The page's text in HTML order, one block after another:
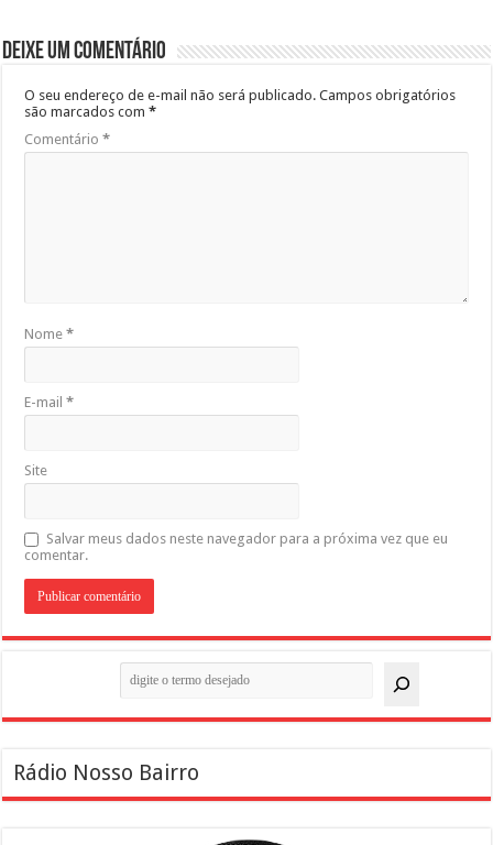
Deixe um comentário
O seu endereço de e-mail não será publicado. Campos obrigatórios
são marcados com*
Comentário*
Nome*
E-mail*
Site
Salvar meus dados neste navegador para a próxima vez que eu
comentar.
Rádio Nosso Bairro